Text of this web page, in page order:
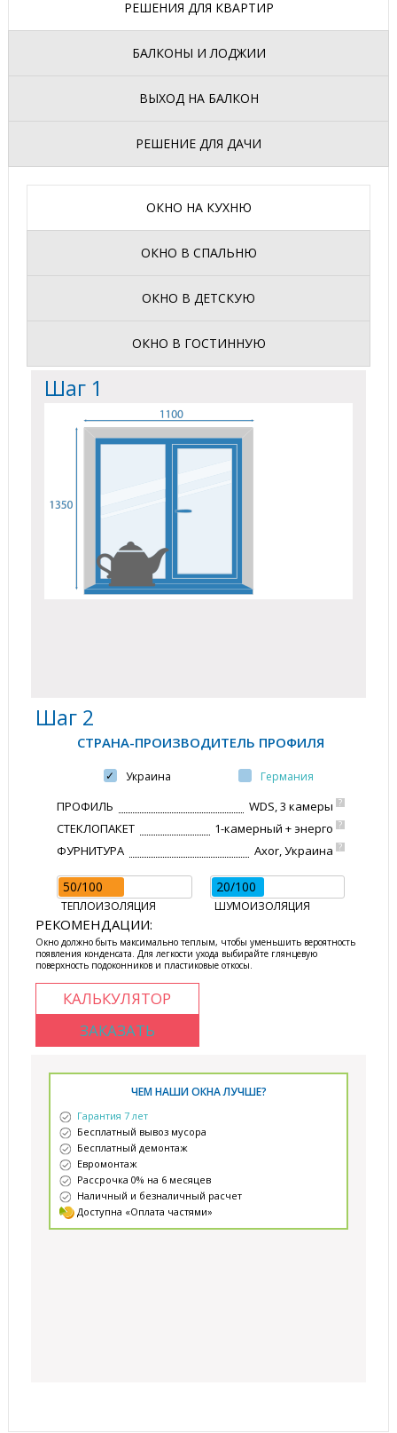
РЕШЕНИЯ ДЛЯ КВАРТИР
БАЛКОНЫ И ЛОДЖИИ
ВЫХОД НА БАЛКОН
РЕШЕНИЕ ДЛЯ ДАЧИ
ОКНО НА КУХНЮ
ОКНО В СПАЛЬНЮ
ОКНО В ДЕТСКУЮ
ОКНО В ГОСТИННУЮ
Шаг 1
Шаг 2
СТРАНА-ПРОИЗВОДИТЕЛЬ ПРОФИЛЯ
Украина Германия
ПРОФИЛЬ WDS, 3 камеры ?
СТЕКЛОПАКЕТ 1-камерный + энерго ?
ФУРНИТУРА Axor, Украина ?
50/100
ТЕПЛОИЗОЛЯЦИЯ
20/100
ШУМОИЗОЛЯЦИЯ
РЕКОМЕНДАЦИИ:
Окно должно быть максимально теплым, чтобы уменьшить вероятность
появления конденсата. Для легкости ухода выбирайте глянцевую
поверхность подоконников и пластиковые откосы.
КАЛЬКУЛЯТОР
ЗАКАЗАТЬ
ЧЕМ НАШИ ОКНА ЛУЧШЕ?
Гарантия 7 лет
Бесплатный вывоз мусора
Бесплатный демонтаж
Евромонтаж
Рассрочка 0% на 6 месяцев
Наличный и безналичный расчет
Доступна «Оплата частями»